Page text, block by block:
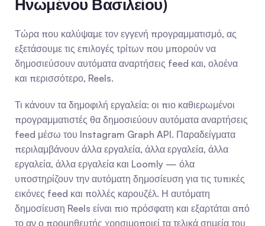
Ηνωμένου Βασιλείου)
Τώρα που καλύψαμε τον εγγενή προγραμματισμό, ας
εξετάσουμε τις επιλογές τρίτων που μπορούν να
δημοσιεύσουν αυτόματα αναρτήσεις feed και, ολοένα
και περισσότερο, Reels.
Τι κάνουν τα δημοφιλή εργαλεία: οι πιο καθιερωμένοι
προγραμματιστές θα δημοσιεύουν αυτόματα αναρτήσεις
feed μέσω του Instagram Graph API. Παραδείγματα
περιλαμβάνουν άλλα εργαλεία, άλλα εργαλεία, άλλα
εργαλεία, άλλα εργαλεία και Loomly — όλα
υποστηρίζουν την αυτόματη δημοσίευση για τις τυπικές
εικόνες feed και πολλές καρουζέλ. Η αυτόματη
δημοσίευση Reels είναι πιο πρόσφατη και εξαρτάται από
το αν ο προμηθευτής χρησιμοποιεί τα τελικά σημεία του